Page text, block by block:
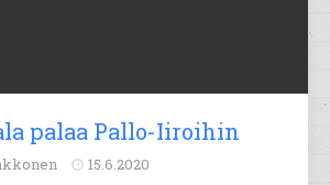
palaa Pallo-Iiroihin
15.6.2020